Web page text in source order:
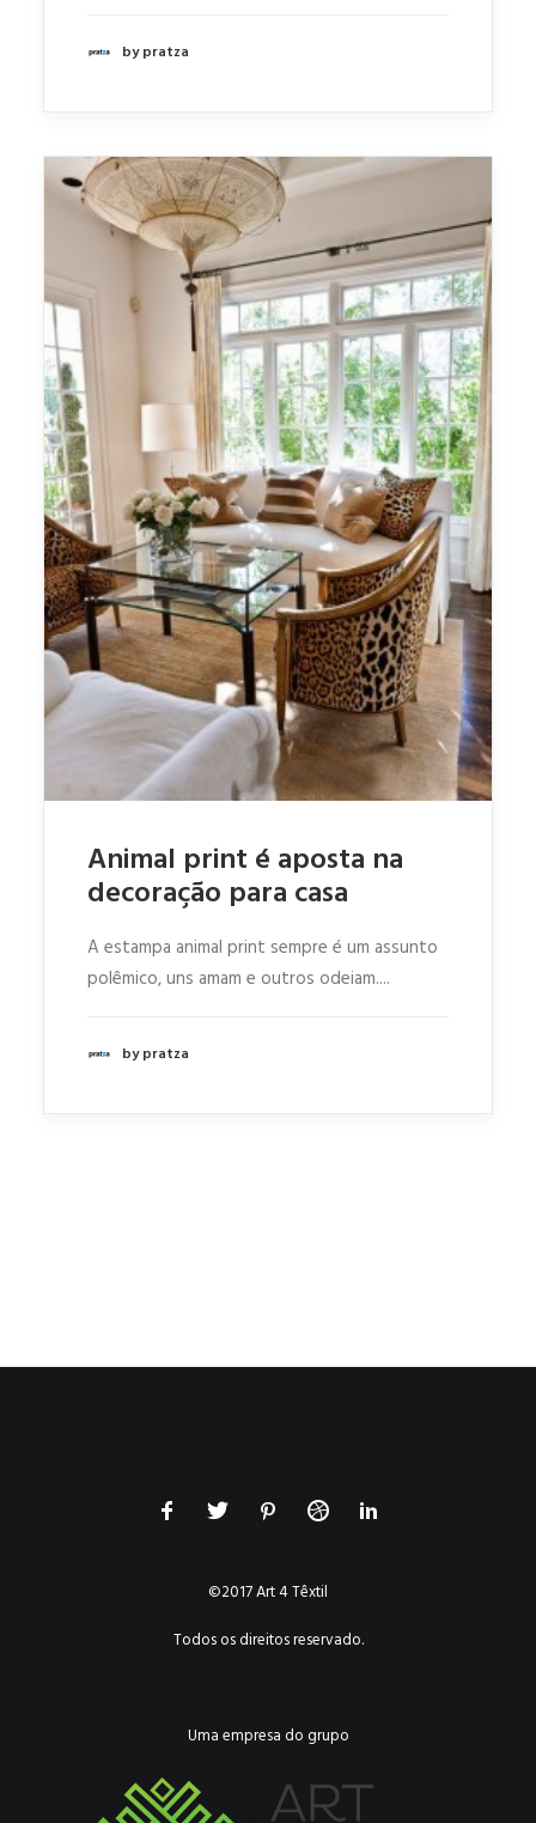
by pratza
Animal print é aposta na
decoração para casa
A estampa animal print sempre é um assunto
polêmico, uns amam e outros odeiam....
by pratza
©2017 Art 4 Têxtil
Todos os direitos reservado.
Uma empresa do grupo